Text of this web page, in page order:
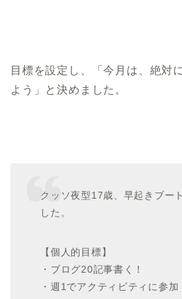
目標を設定し、「今月は、絶対
よう」と決めました。
クッソ夜型17歳、早起きブー
した。
【個人的目標】
・ブログ20記事書く！
・週1でアクティビティに参加